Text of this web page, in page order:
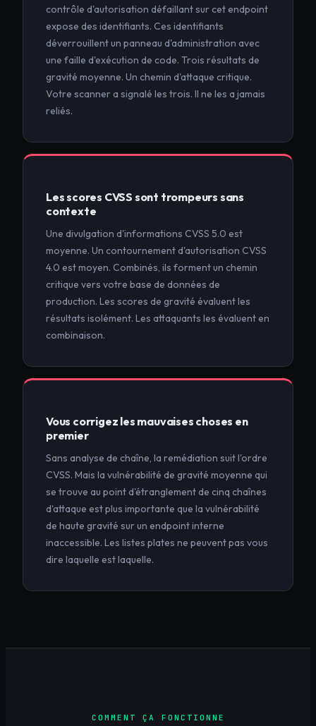
contrôle d'autorisation défaillant sur cet endpoint
expose des identifiants. Ces identifiants
déverrouillent un panneau d'administration avec
une faille d'exécution de code. Trois résultats de
gravité moyenne. Un chemin d'attaque critique.
Votre scanner a signalé les trois. Il ne les a jamais
reliés.
Les scores CVSS sont trompeurs sans
contexte
Une divulgation d'informations CVSS 5.0 est
moyenne. Un contournement d'autorisation CVSS
4.0 est moyen. Combinés, ils forment un chemin
critique vers votre base de données de
production. Les scores de gravité évaluent les
résultats isolément. Les attaquants les évaluent en
combinaison.
Vous corrigez les mauvaises choses en
premier
Sans analyse de chaîne, la remédiation suit l'ordre
CVSS. Mais la vulnérabilité de gravité moyenne qui
se trouve au point d'étranglement de cinq chaînes
d'attaque est plus importante que la vulnérabilité
de haute gravité sur un endpoint interne
inaccessible. Les listes plates ne peuvent pas vous
dire laquelle est laquelle.
COMMENT ÇA FONCTIONNE